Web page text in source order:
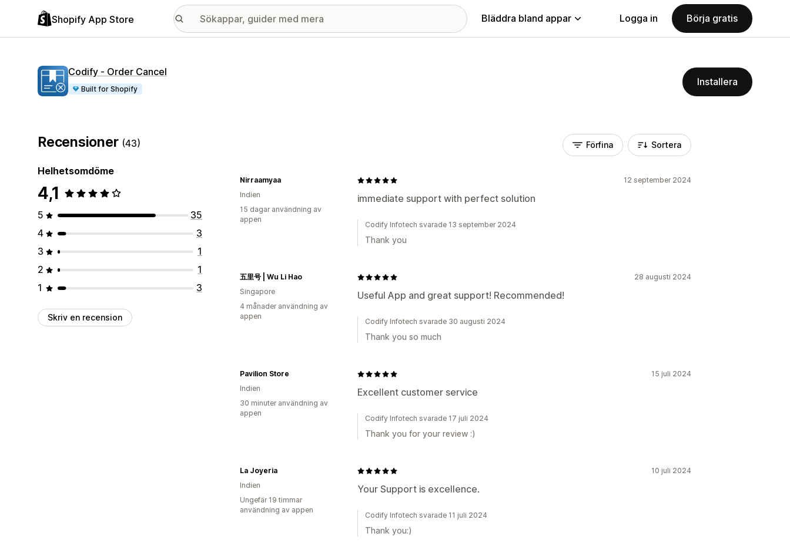
Shopify App Store Bläddra bland appar Logga in Börja gratis
Codify ‑ Order Cancel
Built for Shopify
Installera
Recensioner (43)
Helhetsomdöme
4,1
5
35
4
3
3
1
2
1
1
3
Skriv en recension
Förfina Sortera
12 september 2024
immediate support with perfect solution
Nirraamyaa
Indien
15 dagar användning av
appen
Codify Infotech svarade 13 september 2024
Thank you
28 augusti 2024
Useful App and great support! Recommended!
五里号 | Wu Li Hao
Singapore
4 månader användning av
appen
Codify Infotech svarade 30 augusti 2024
Thank you so much
15 juli 2024
Excellent customer service
Pavilion Store
Indien
30 minuter användning av
appen
Codify Infotech svarade 17 juli 2024
Thank you for your review :)
10 juli 2024
Your Support is excellence.
La Joyeria
Indien
Ungefär 19 timmar
användning av appen
Codify Infotech svarade 11 juli 2024
Thank you:)